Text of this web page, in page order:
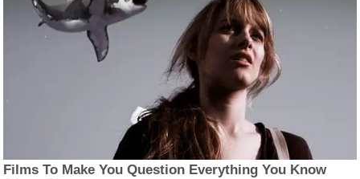
Films To Make You Question Everything You Know